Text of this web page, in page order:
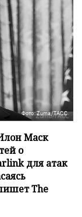
Фото: Zuma/ТАСС
Маск
о
для атак
The